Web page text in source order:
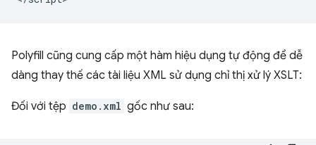
Polyfill cũng cung cấp một hàm hiệu dụng tự động để dễ
dàng thay thế các tài liệu XML sử dụng chỉ thị xử lý XSLT:
Đối với tệp demo.xml gốc như sau: